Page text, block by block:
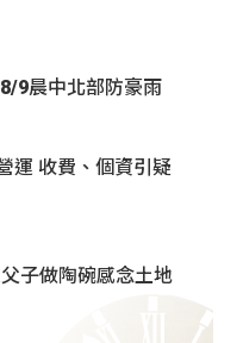
9晨中北部防豪雨
運 收費、個資引疑
子做陶碗感念土地